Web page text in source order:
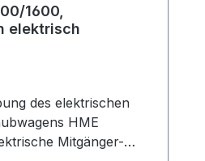
1600,
elektrisch
des elektrischen
HME